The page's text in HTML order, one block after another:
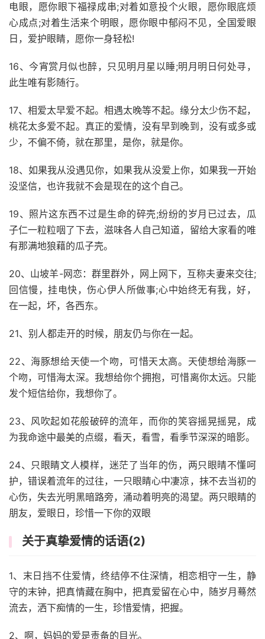
电眼，愿你眼下福禄成串;对着如意投个火眼，愿你眼底烦
心成点;对着生活来个明眼，愿你眼中郁闷不见，全国爱眼
日，爱护眼睛，愿你一身轻松!
16、今宵赏月似也醉，只见明月星以睡;明月明日何处寻，
此生唯有影随行。
17、相爱太早爱不起。相遇太晚等不起。缘分太少伤不起，
桃花太多爱不起。真正的爱情，没有早到晚到，没有或多或
少，不偏不倚，就在那里，是你，就是你。
18、如果我从没遇见你，如果我从没爱上你，如果我一开始
没坚信，也许我就不会是现在的这个自己。
19、照片这东西不过是生命的碎壳;纷纷的岁月已过去，瓜
子仁一粒粒咽了下去，滋味各人自己知道，留给大家看的唯
有那满地狼藉的瓜子壳。
20、山坡羊-网恋：群里群外，网上网下，互称夫妻来交往;
回信慢，挂电快，伤心伊人所做事;心中始终无有我，好，
在一起，坏，各西东。
21、别人都走开的时候，朋友仍与你在一起。
22、海豚想给天使一个吻，可惜天太高。天使想给海豚一
个吻，可惜海太深。我想给你个拥抱，可惜离你太远。只能
发个短信给你，我想你了。
23、风吹起如花般破碎的流年，而你的笑容摇晃摇晃，成
为我命途中最美的点缀，看天，看雪，看季节深深的暗影。
24、只眼睛文人模样，迷茫了当年的伤，两只眼晴不懂呵
护，错误着流年的过往，一只眼睛心中凄凉，抹不去当初的
心伤，失去光明黑暗路旁，涌动着明亮的渴望。两只眼睛的
朋友，爱眼日，珍惜一下你的双眼
关于真挚爱情的话语(2)
1、末日挡不住爱情，终结停不住深情，相恋相守一生，静
守的末钟，把真情藏在胸中，把真爱留在心中，随岁月蓦然
流去，洒下痴情的一生，珍惜爱情，把握。
2、啊，妈妈的爱是责备的目光。